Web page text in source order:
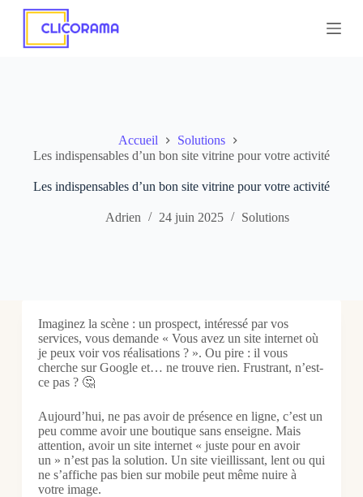
Accueil
Solutions
Les indispensables d’un bon site vitrine pour votre activité
Les indispensables d’un bon site vitrine pour votre activité
Adrien 24 juin 2025 Solutions
Imaginez la scène : un prospect, intéressé par vos
services, vous demande « Vous avez un site internet où
je peux voir vos réalisations ? ». Ou pire : il vous
cherche sur Google et… ne trouve rien. Frustrant, n’est-
ce pas ? 🤔
Aujourd’hui, ne pas avoir de présence en ligne, c’est un
peu comme avoir une boutique sans enseigne. Mais
attention, avoir un site internet « juste pour en avoir
un » n’est pas la solution. Un site vieillissant, lent ou qui
ne s’affiche pas bien sur mobile peut même nuire à
votre image.